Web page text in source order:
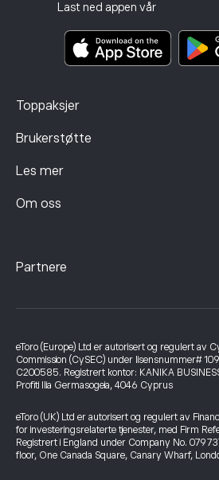
Last ned appen vår
Toppaksjer
Brukerstøtte
Les mer
Om oss
Nøkkelinformasjonsdokumenter
Klagedata (FCA-klienter)
Partnere
eToro (Europe) Ltd er autorisert og regulert av
Commission (CySEC) under lisensnummer#
C200585. Registrert kontor: KANIKA
Profiti Ilia Germasogeia, 4046 Cyprus
eToro (UK) Ltd er autorisert og regulert av
for investeringsrelaterte tjenester, med Firm
Registrert i England under Company No.
floor, One Canada Square, Canary Wharf,